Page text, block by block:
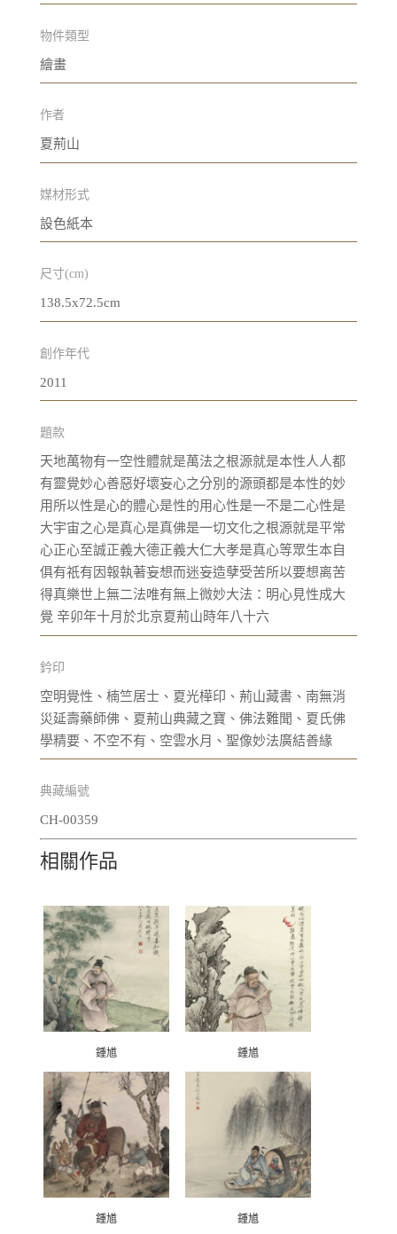
物件類型
繪畫
作者
夏荊山
媒材形式
設色紙本
尺寸(cm)
138.5x72.5cm
創作年代
2011
題款
天地萬物有一空性體就是萬法之根源就是本性人人都
有靈覺妙心善惡好壞妄心之分別的源頭都是本性的妙
用所以性是心的體心是性的用心性是一不是二心性是
大宇宙之心是真心是真佛是一切文化之根源就是平常
心正心至誠正義大德正義大仁大孝是真心等眾生本自
俱有祇有因報執著妄想而迷妄造孽受苦所以要想离苦
得真樂世上無二法唯有無上微妙大法：明心見性成大
覺 辛卯年十月於北京夏荊山時年八十六
鈐印
空明覺性、楠竺居士、夏光樺印、荊山藏書、南無消
災延壽藥師佛、夏荊山典藏之寶、佛法難聞、夏氏佛
學精要、不空不有、空雲水月、聖像妙法廣結善緣
典藏編號
CH-00359
相關作品
鍾馗 鍾馗
鍾馗 鍾馗